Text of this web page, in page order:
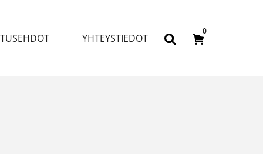
YHTEYSTIEDOT
0